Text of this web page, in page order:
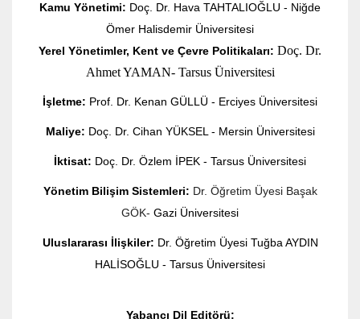
Kamu Yönetimi: Doç. Dr. Hava TAHTALIOĞLU - Niğde
Ömer Halisdemir Üniversitesi
Yerel Yönetimler, Kent ve Çevre Politikaları: Doç. Dr.
Ahmet YAMAN- Tarsus Üniversitesi
İşletme: Prof. Dr. Kenan GÜLLÜ - Erciyes Üniversitesi
Maliye: Doç. Dr. Cihan YÜKSEL - Mersin Üniversitesi
İktisat: Doç. Dr. Özlem İPEK - Tarsus Üniversitesi
Yönetim Bilişim Sistemleri: Dr. Öğretim Üyesi Başak
GÖK- Gazi Üniversitesi
Uluslararası İlişkiler: Dr. Öğretim Üyesi Tuğba AYDIN
HALİSOĞLU - Tarsus Üniversitesi
Yabancı Dil Editörü: